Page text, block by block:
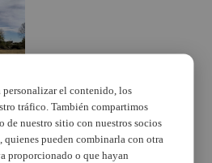
el contenido, los
tráfico. También compartimos
de nuestro sitio con nuestros socios
pueden combinarla con otra
proporcionado o que hayan